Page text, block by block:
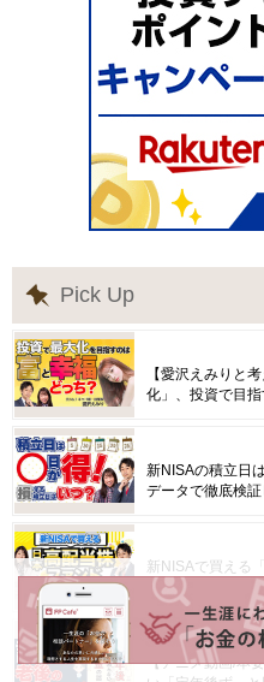
Pick Up
【愛沢えみりと
化」、投資で目指
新NISAの積立日
データで徹底検証
新NISAで買える
【Money&YouTV
【アニメ動画/本